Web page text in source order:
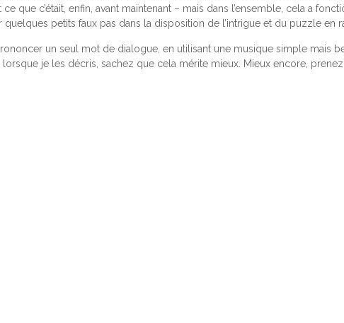
que c’était, enfin, avant maintenant – mais dans l’ensemble, cela a
petits faux pas dans la disposition de l’intrigue et du puzzle en
un seul mot de dialogue, en utilisant une musique simple mais
je les décris, sachez que cela mérite mieux. Mieux encore,